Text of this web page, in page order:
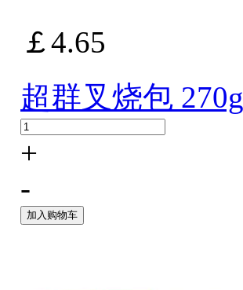
￡4.65
超群叉烧包 270g
+
-
加入购物车